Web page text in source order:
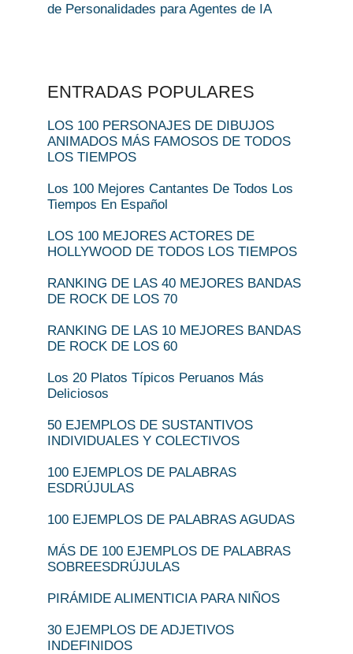
de Personalidades para Agentes de IA
ENTRADAS POPULARES
LOS 100 PERSONAJES DE DIBUJOS
ANIMADOS MÁS FAMOSOS DE TODOS
LOS TIEMPOS
Los 100 Mejores Cantantes De Todos Los
Tiempos En Español
LOS 100 MEJORES ACTORES DE
HOLLYWOOD DE TODOS LOS TIEMPOS
RANKING DE LAS 40 MEJORES BANDAS
DE ROCK DE LOS 70
RANKING DE LAS 10 MEJORES BANDAS
DE ROCK DE LOS 60
Los 20 Platos Típicos Peruanos Más
Deliciosos
50 EJEMPLOS DE SUSTANTIVOS
INDIVIDUALES Y COLECTIVOS
100 EJEMPLOS DE PALABRAS
ESDRÚJULAS
100 EJEMPLOS DE PALABRAS AGUDAS
MÁS DE 100 EJEMPLOS DE PALABRAS
SOBREESDRÚJULAS
PIRÁMIDE ALIMENTICIA PARA NIÑOS
30 EJEMPLOS DE ADJETIVOS
INDEFINIDOS